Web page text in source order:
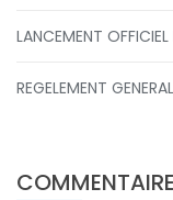
LANCEMENT
REGELEMENT